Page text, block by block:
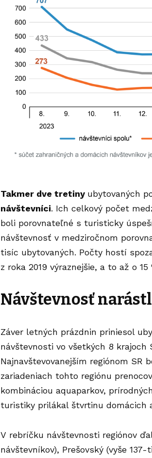
Takmer dve tretiny ubytovaných
návštevníci. Ich celkový počet
boli porovnateľné s turisticky
návštevnosť v medziročnom
tisíc ubytovaných. Počty hostí
z roka 2019 výraznejšie, a to až o 15
Návštevnosť
Záver letných prázdnin priniesol
návštevnosti vo všetkých 8 krajoch
Najnavštevovanejším regiónom SR
zariadeniach tohto regiónu
kombináciou aquaparkov,
turistiky prilákal štvrtinu domácich
V rebríčku návštevnosti regiónov
návštevníkov), Prešovský (vyše